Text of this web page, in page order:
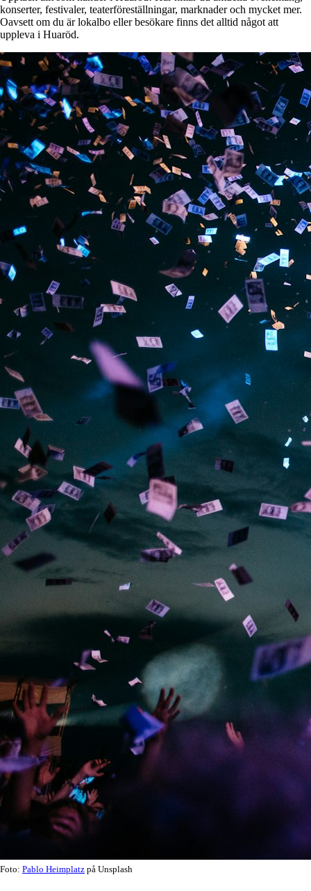
konserter, festivaler, teaterföreställningar, marknader och mycket mer.
Oavsett om du är lokalbo eller besökare finns det alltid något att
uppleva i Huaröd.
Foto: Pablo Heimplatz på Unsplash